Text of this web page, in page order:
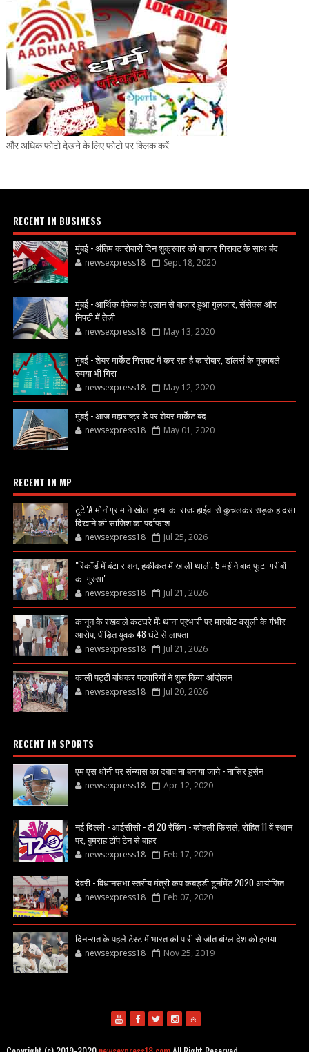
और अधिक फोटो देखने के लिए फोटो पर क्लिक करें
RECENT IN BUSINESS
मुंबई - अंतिम कारोबारी दिन शुक्रवार को बाज़ार गिरावट के साथ बंद
newsexpress18 Sept 18, 2020
मुंबई - आर्थिक पैकेज के एलान से बाज़ार हुआ गुलजार, सेंसेक्स और
निफ्टी में तेज़ी
newsexpress18 May 13, 2020
मुंबई - शेयर मार्केट गिरावट में कर रहा है कारोबार, डॉलर्स के मुकाबले
रुपया भी गिरा
newsexpress18 May 12, 2020
मुंबई - आज महाराष्ट्र डे पर शेयर मार्केट बंद
newsexpress18 May 01, 2020
RECENT IN MP
टूटे 'A' मोनोग्राम ने खोला हत्या का राज: हाईवा से कुचलकर सड़क हादसा
दिखाने की साजिश का पर्दाफाश
newsexpress18 Jul 25, 2026
"रिकॉर्ड में बंटा राशन, हकीकत में खाली थाली; 5 महीने बाद फूटा गरीबों
का गुस्सा"
newsexpress18 Jul 21, 2026
कानून के रखवाले कटघरे में: थाना प्रभारी पर मारपीट-वसूली के गंभीर
आरोप, पीड़ित युवक 48 घंटे से लापता
newsexpress18 Jul 21, 2026
काली पट्टी बांधकर पटवारियों ने शुरू किया आंदोलन
newsexpress18 Jul 20, 2026
RECENT IN SPORTS
एम एस धोनी पर संन्यास का दबाव ना बनाया जाये - नासिर हुसैन
newsexpress18 Apr 12, 2020
नई दिल्ली - आईसीसी - टी 20 रैंकिंग - कोहली फिसले, रोहित 11 वें स्थान
पर, बुमराह टॉप टेन से बाहर
newsexpress18 Feb 17, 2020
देवरी - विधानसभा स्तरीय मंत्री कप कबड्डी टूर्नामेंट 2020 आयोजित
newsexpress18 Feb 07, 2020
दिन-रात के पहले टेस्ट में भारत की पारी से जीत बांग्लादेश को हराया
newsexpress18 Nov 25, 2019